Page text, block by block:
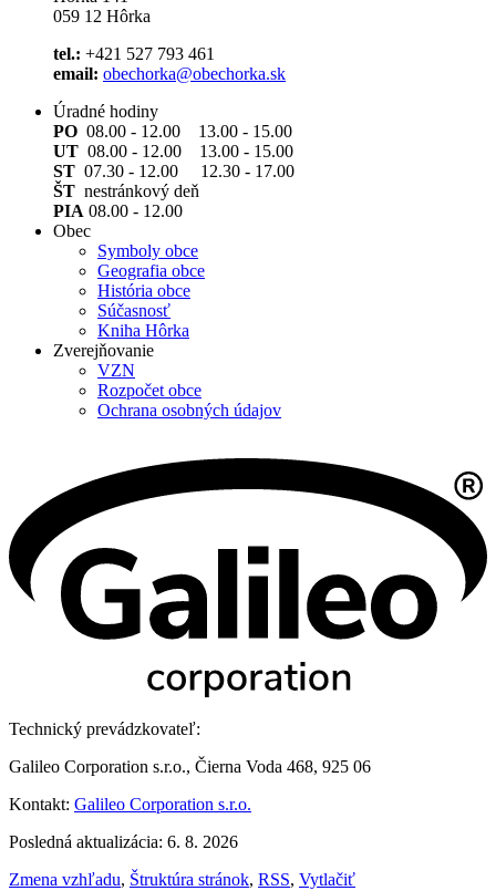
059 12 Hôrka
tel.: +421 527 793 461
email: obechorka@obechorka.sk
Úradné hodiny
PO 08.00 - 12.00 13.00 - 15.00
UT 08.00 - 12.00 13.00 - 15.00
ST 07.30 - 12.00 12.30 - 17.00
ŠT nestránkový deň
PIA 08.00 - 12.00
Obec
Symboly obce
Geografia obce
História obce
Súčasnosť
Kniha Hôrka
Zverejňovanie
VZN
Rozpočet obce
Ochrana osobných údajov
Technický prevádzkovateľ:
Galileo Corporation s.r.o., Čierna Voda 468, 925 06
Kontakt: Galileo Corporation s.r.o.
Posledná aktualizácia: 6. 8. 2026
Zmena vzhľadu, Štruktúra stránok, RSS, Vytlačiť